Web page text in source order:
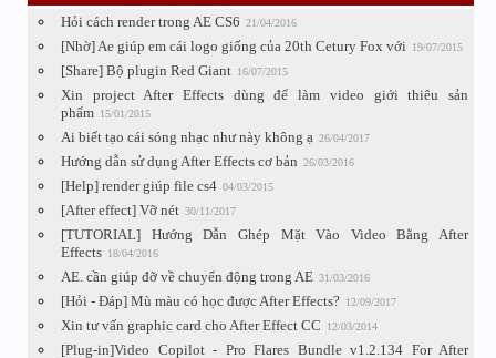
Hỏi cách render trong AE CS6 21/04/2016
[Nhờ] Ae giúp em cái logo giống của 20th Cetury Fox với 19/07/2015
[Share] Bộ plugin Red Giant 16/07/2015
Xin project After Effects dùng để làm video giới thiêu sản
phẩm 15/01/2015
Ai biết tạo cái sóng nhạc như này không ạ 26/04/2017
Hướng dẫn sử dụng After Effects cơ bản 26/03/2016
[Help] render giúp file cs4 04/03/2015
[After effect] Vỡ nét 30/11/2017
[TUTORIAL] Hướng Dẫn Ghép Mặt Vào Video Bằng After
Effects 18/04/2016
AE. cần giúp đỡ về chuyển động trong AE 31/03/2016
[Hỏi - Đáp] Mù màu có học được After Effects? 12/09/2017
Xin tư vấn graphic card cho After Effect CC 12/03/2014
[Plug-in]Video Copilot - Pro Flares Bundle v1.2.134 For After